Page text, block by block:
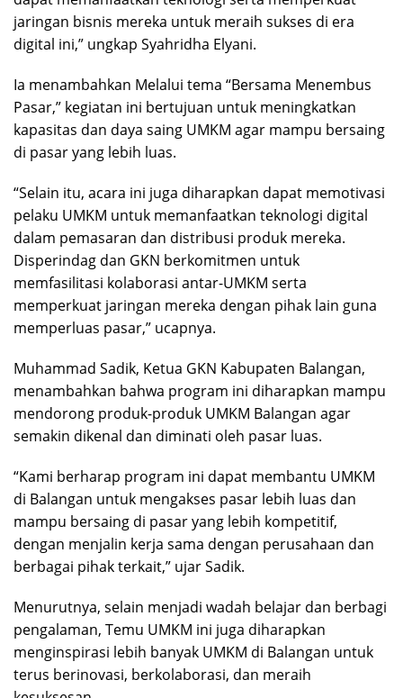
jaringan bisnis mereka untuk meraih sukses di era
digital ini,” ungkap Syahridha Elyani.
Ia menambahkan Melalui tema “Bersama Menembus
Pasar,” kegiatan ini bertujuan untuk meningkatkan
kapasitas dan daya saing UMKM agar mampu bersaing
di pasar yang lebih luas.
“Selain itu, acara ini juga diharapkan dapat memotivasi
pelaku UMKM untuk memanfaatkan teknologi digital
dalam pemasaran dan distribusi produk mereka.
Disperindag dan GKN berkomitmen untuk
memfasilitasi kolaborasi antar-UMKM serta
memperkuat jaringan mereka dengan pihak lain guna
memperluas pasar,” ucapnya.
Muhammad Sadik, Ketua GKN Kabupaten Balangan,
menambahkan bahwa program ini diharapkan mampu
mendorong produk-produk UMKM Balangan agar
semakin dikenal dan diminati oleh pasar luas.
“Kami berharap program ini dapat membantu UMKM
di Balangan untuk mengakses pasar lebih luas dan
mampu bersaing di pasar yang lebih kompetitif,
dengan menjalin kerja sama dengan perusahaan dan
berbagai pihak terkait,” ujar Sadik.
Menurutnya, selain menjadi wadah belajar dan berbagi
pengalaman, Temu UMKM ini juga diharapkan
menginspirasi lebih banyak UMKM di Balangan untuk
terus berinovasi, berkolaborasi, dan meraih